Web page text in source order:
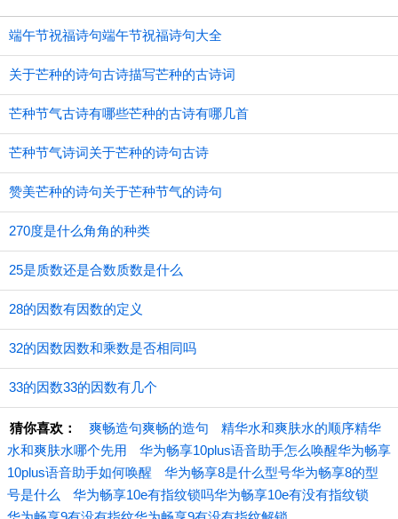
端午节祝福诗句端午节祝福诗句大全
关于芒种的诗句古诗描写芒种的古诗词
芒种节气古诗有哪些芒种的古诗有哪几首
芒种节气诗词关于芒种的诗句古诗
赞美芒种的诗句关于芒种节气的诗句
270度是什么角角的种类
25是质数还是合数质数是什么
28的因数有因数的定义
32的因数因数和乘数是否相同吗
33的因数33的因数有几个
猜你喜欢： 爽畅造句爽畅的造句
精华水和爽肤水的顺序精华
水和爽肤水哪个先用
华为畅享10plus语音助手怎么唤醒华为畅享
10plus语音助手如何唤醒
华为畅享8是什么型号华为畅享8的型
号是什么
华为畅享10e有指纹锁吗华为畅享10e有没有指纹锁